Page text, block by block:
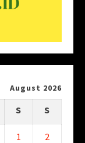
August 2026
S S
1 2